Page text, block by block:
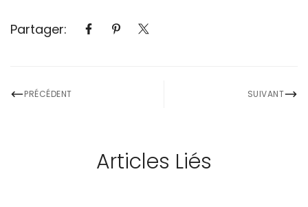
Partager:
PRÉCÉDENT SUIVANT
Articles Liés